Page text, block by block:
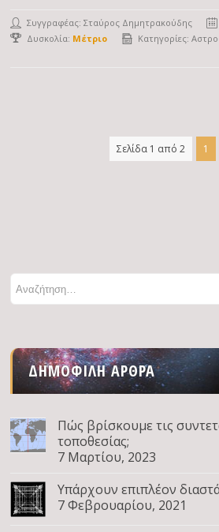
Συγγραφέας:Σταύρος Δημητρακούδης
Δυσκολία: Μέτριο Κατηγορίες:
Σελίδα 1 από 2 1
ΔΗΜΟΦΙΛΉ ΆΡΘΡΑ
Πώς βρίσκουμε τις
τοποθεσίας;
7 Μαρτίου, 2023
Υπάρχουν επιπλέον
7 Φεβρουαρίου, 2021